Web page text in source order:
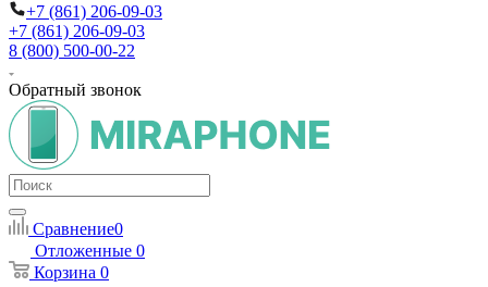
+7 (861) 206-09-03
+7 (861) 206-09-03
8 (800) 500-00-22
Обратный звонок
Сравнение0
Отложенные 0
Корзина 0